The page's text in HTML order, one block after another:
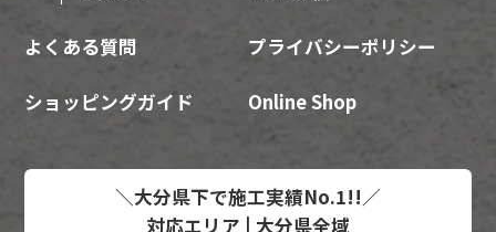
よくある質問 プライバシーポリシー
Online Shop
ショッピングガイド
＼大分県下で施工実績No.1!!／
対応エリア | 大分県全域